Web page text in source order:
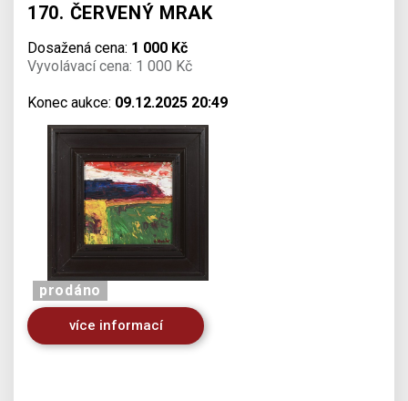
170. ČERVENÝ MRAK
Dosažená cena: 1 000 Kč
Vyvolávací cena: 1 000 Kč
Konec aukce: 09.12.2025 20:49
prodáno
více informací